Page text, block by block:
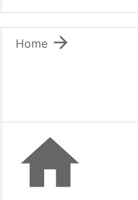

Home
